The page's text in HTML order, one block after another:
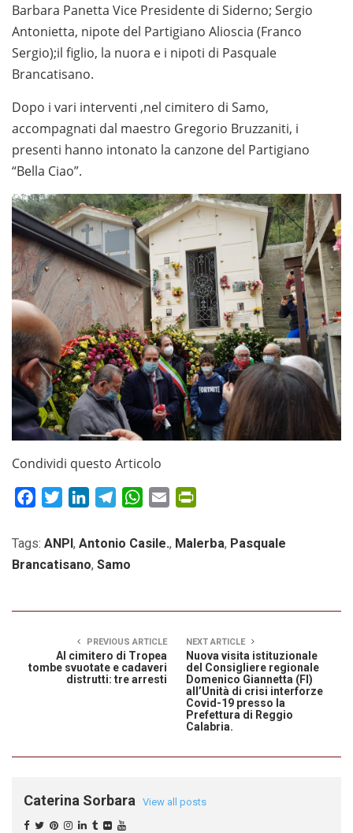
Barbara Panetta Vice Presidente di Siderno; Sergio
Antonietta, nipote del Partigiano Alioscia (Franco
Sergio);il figlio, la nuora e i nipoti di Pasquale
Brancatisano.
Dopo i vari interventi ,nel cimitero di Samo,
accompagnati dal maestro Gregorio Bruzzaniti, i
presenti hanno intonato la canzone del Partigiano
“Bella Ciao”.
Condividi questo Articolo
FacebookTwitterLinkedInTelegramWhatsApp
Email
Tags: ANPI, Antonio Casile., Malerba, Pasquale
Brancatisano, Samo
PREVIOUS ARTICLE
Al cimitero di Tropea
tombe svuotate e cadaveri
distrutti: tre arresti
NEXT ARTICLE
Nuova visita istituzionale
del Consigliere regionale
Domenico Giannetta (FI)
all’Unità di crisi interforze
Covid-19 presso la
Prefettura di Reggio
Calabria.
Caterina Sorbara View all posts